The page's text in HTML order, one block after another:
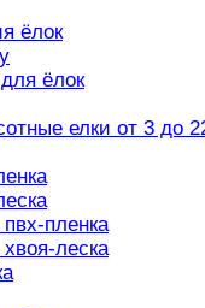
ёлок
ёлок
елки от 3 до
пленка
леска